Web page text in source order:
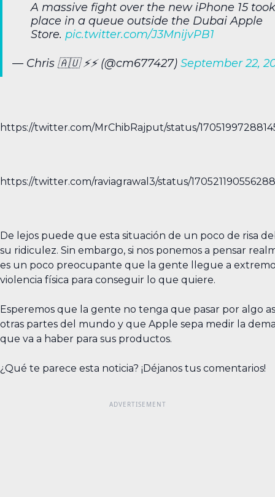
A massive fight over the new iPhone 15 took
place in a queue outside the Dubai Apple
Store. pic.twitter.com/J3MnijvPB1
— Chris 🇦🇺 ⚡️⚡️ (@cm677427) September 22,
https://twitter.com/MrChibRajput/status/
https://twitter.com/raviagrawal3/status/
De lejos puede que esta situación de un poco de risa
su ridiculez. Sin embargo, si nos ponemos a pensar
es un poco preocupante que la gente llegue a
violencia física para conseguir lo que quiere.
Esperemos que la gente no tenga que pasar por algo
otras partes del mundo y que Apple sepa medir la
que va a haber para sus productos.
¿Qué te parece esta noticia? ¡Déjanos tus comentarios!